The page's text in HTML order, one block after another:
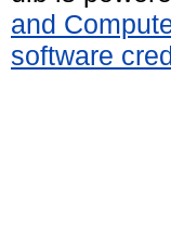
and
software